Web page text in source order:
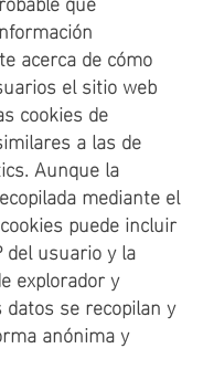
acerca de cómo
el sitio web
cookies de
a las de
Aunque la
mediante el
puede incluir
del usuario y la
explorador y
se recopilan y
anónima y